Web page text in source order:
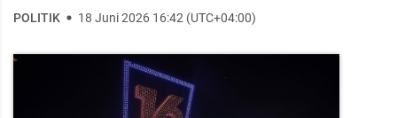
POLITIK 18 Juni 2026 16:42 (UTC+04:00)